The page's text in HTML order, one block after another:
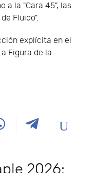
a la "Cara 45", las
Fluido".
explícita en el
Figura de la